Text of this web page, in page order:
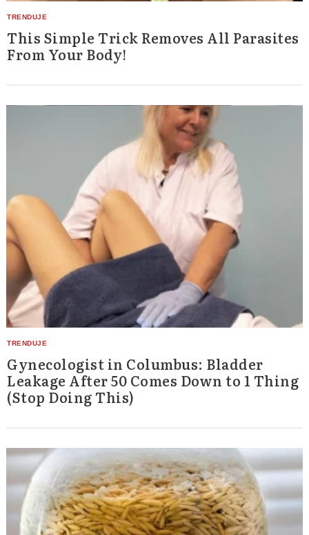
This Simple Trick Removes All Parasites
From Your Body!
Gynecologist in Columbus: Bladder
Leakage After 50 Comes Down to 1 Thing
(Stop Doing This)